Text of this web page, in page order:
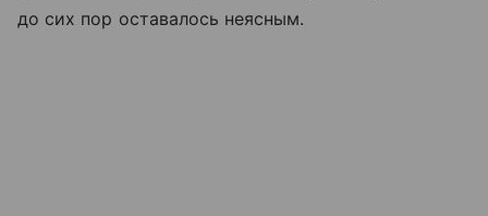
до сих пор оставалось неясным.